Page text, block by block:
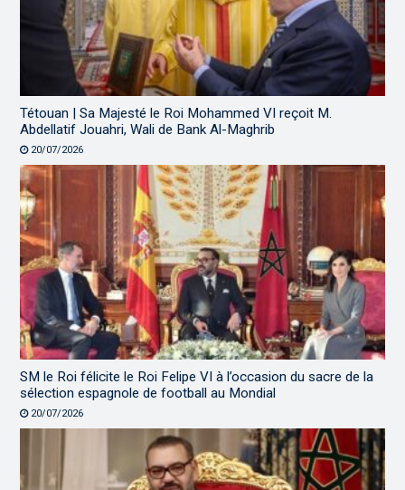
Tétouan | Sa Majesté le Roi Mohammed VI reçoit M.
Abdellatif Jouahri, Wali de Bank Al-Maghrib
20/07/2026
SM le Roi félicite le Roi Felipe VI à l’occasion du sacre de la
sélection espagnole de football au Mondial
20/07/2026